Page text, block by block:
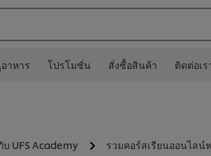
าหาร โปรโมชั่น สั่งซื้อสินค้า ติดต่อเร
UFS Academy
รวมคอร์สเรียนออนไลน์